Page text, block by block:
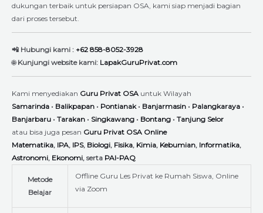
dukungan terbaik untuk persiapan OSA, kami siap menjadi bagian
dari proses tersebut.
📲 Hubungi kami : +62 858-8052-3928
🌐Kunjungi website kami: LapakGuruPrivat.com
Kami menyediakan Guru Privat OSA untuk Wilayah
Samarinda • Balikpapan • Pontianak• Banjarmasin • Palangkaraya •
Banjarbaru • Tarakan • Singkawang • Bontang • Tanjung Selor
atau bisa juga pesan Guru Privat OSA Online
Matematika, IPA, IPS, Biologi, Fisika, Kimia, Kebumian, Informatika,
Astronomi, Ekonomi, serta PAI-PAQ
Metode
Belajar
Offline Guru Les Privat ke Rumah Siswa, Online
via Zoom